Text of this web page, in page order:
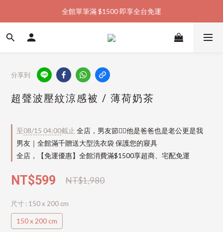
加入會員購物金  馬上領  馬上折
全館單筆滿 $1500 即享全台免運
加入會員購物金  馬上領  馬上折
分享到
超聲波壓紋涼感被 / 薄荷奶茶
至08/15 04:00截止 全店，男友節👱‍♂️他是爸爸也是老公更是我
男友｜全館滿千贈送大型洗衣袋 保護您的寢具
全店，【免運優惠】全館消費滿$1500享超商、宅配免運
NT$1,980
NT$599
尺寸 : 150 x 200 cm
150 x 200 cm